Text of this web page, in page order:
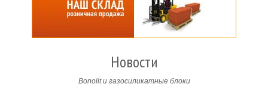
Новости
Bonolit и газосиликатные блоки